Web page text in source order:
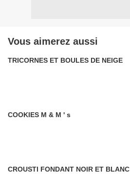
Vous aimerez aussi
TRICORNES ET BOULES DE NEIGE
COOKIES M & M ' s
CROUSTI FONDANT NOIR ET BLANC